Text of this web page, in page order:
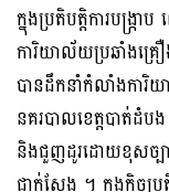
ក្នុងប្រតិបត្តិការបង្ក្
ការិយាល័យប្រឆាំងគ្រឿ
បានដឹកនាំកំលាំងការិ
នគរបាលខេត្តបាត់ដំប
និងជួញដូរដោយខុសច្ប
ជាក់ស្ដែង ។ ក្នុងកិច្ច